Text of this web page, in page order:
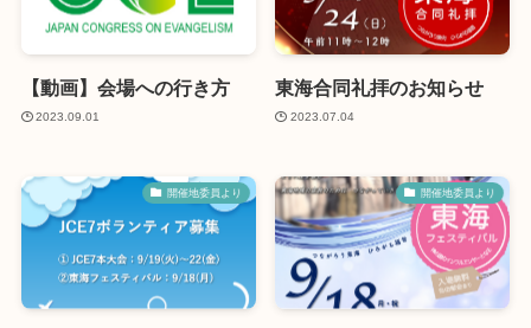
【動画】会場への行き方
2023.09.01
東海合同礼拝のお知らせ
2023.07.04
開催地委員より 開催地委員より